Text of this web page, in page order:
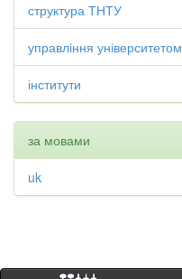
структура ТНТУ
управління університетом
інститути
за мовами
uk